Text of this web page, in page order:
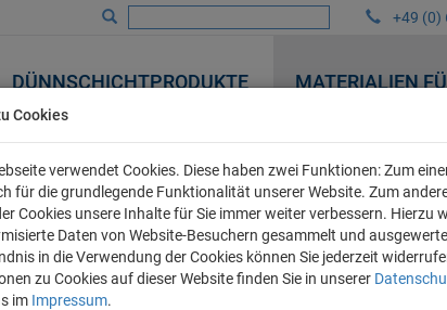
+49 (0)
DÜNNSCHICHTPRODUKTE MATERIALIEN
Cookies
verwendet Cookies. Diese haben zwei Funktionen: Zum
für die grundlegende Funktionalität unserer Website. Zum
Cookies unsere Inhalte für Sie immer weiter verbessern. Hierzu
Daten von Website-Besuchern gesammelt und
in die Verwendung der Cookies können Sie jederzeit
zu Cookies auf dieser Website finden Sie in unserer
im Impressum.